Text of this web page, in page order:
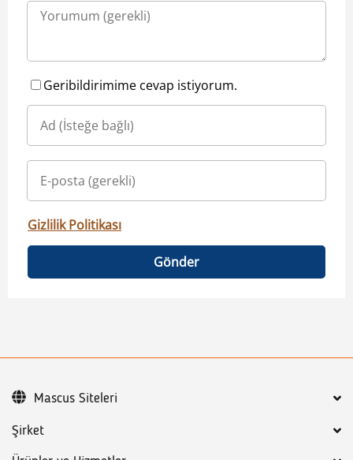
Geribildirimime cevap istiyorum.
Gizlilik Politikası
Gönder
Şirket
Mascus Siteleri